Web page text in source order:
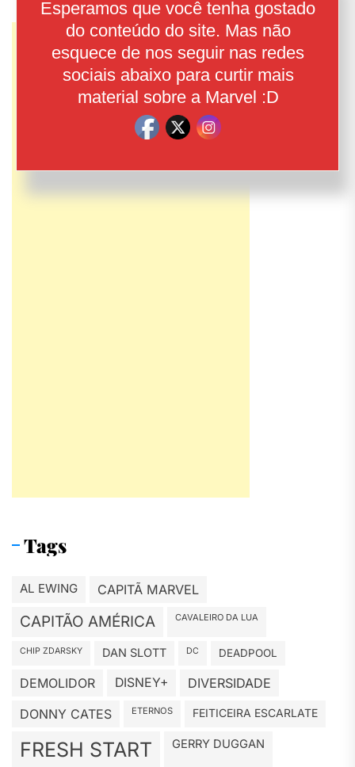
Tags
AL EWING CAPITÃ MARVEL
CAPITÃO AMÉRICA CAVALEIRO DA LUA
CHIP ZDARSKY DAN SLOTT DC DEADPOOL
DEMOLIDOR DISNEY+
DIVERSIDADE
DONNY CATES
ETERNOS FEITICEIRA ESCARLATE
FRESH START GERRY DUGGAN
Esperamos que você tenha gostado
do conteúdo do site. Mas não
esquece de nos seguir nas redes
sociais abaixo para curtir mais
material sobre a Marvel :D